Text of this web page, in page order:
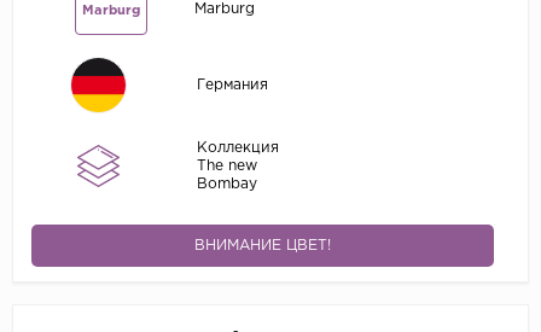
Marburg Marburg
Германия
Коллекция
The new
Bombay
ВНИМАНИЕ ЦВЕТ!